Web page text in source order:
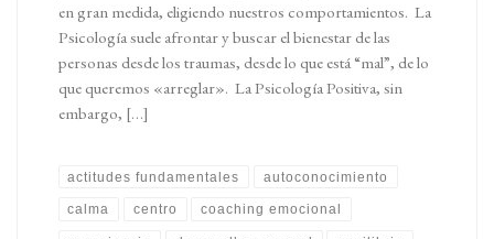
en gran medida, eligiendo nuestros comportamientos. La
Psicología suele afrontar y buscar el bienestar de las
personas desde los traumas, desde lo que está “mal”, de lo
que queremos «arreglar». La Psicología Positiva, sin
embargo, […]
actitudes fundamentales autoconocimiento
calma centro coaching emocional